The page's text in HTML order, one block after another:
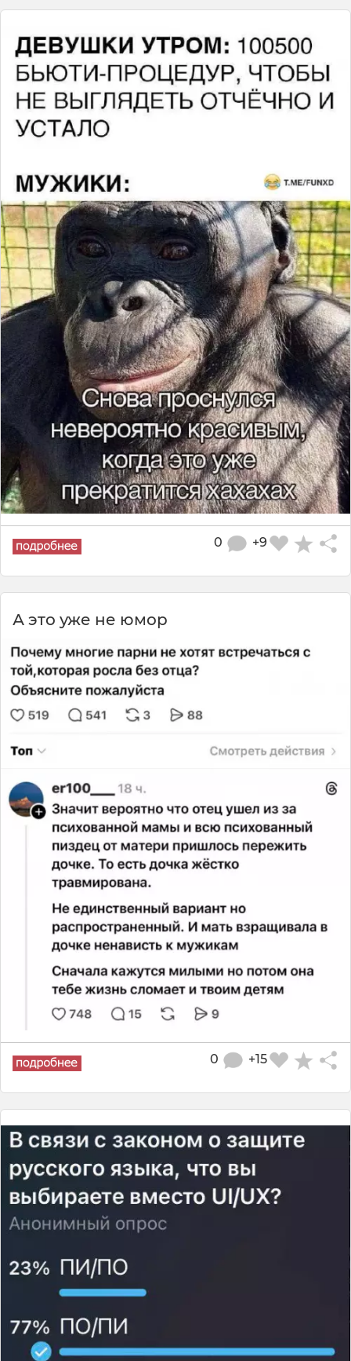
+9
0
А это уже не юмор
+15
0